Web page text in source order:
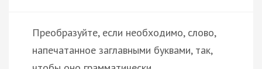
Преобразуйте, если необходимо, слово,
напечатанное заглавными буквами, так,